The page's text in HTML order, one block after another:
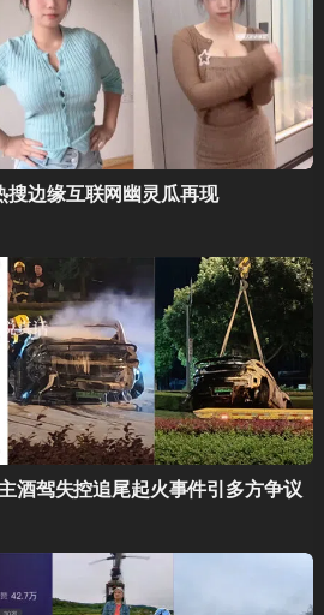
搜边缘互联网幽灵瓜再现
酒驾失控追尾起火事件引多方争议